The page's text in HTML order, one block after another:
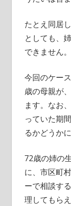
たとえ同居
としても、
できません。
今回のケー
歳の母親が
ます。なお
っていた期
るかどうか
72歳の姉の
に、市区町
ーで相談す
理してもらえ